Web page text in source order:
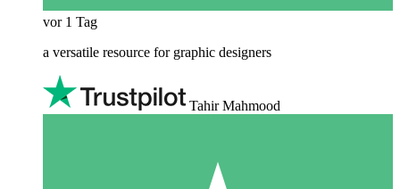
vor 1 Tag
a versatile resource for graphic designers
Tahir Mahmood